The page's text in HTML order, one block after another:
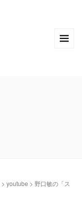
> youtube > 野口敏の「ス